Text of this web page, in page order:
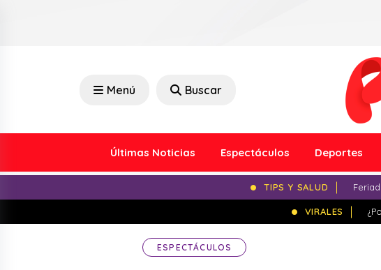
Menú Buscar
Últimas Noticias Espectáculos Deportes
TIPS Y SALUD
VIRALES
ESPECTÁCULOS